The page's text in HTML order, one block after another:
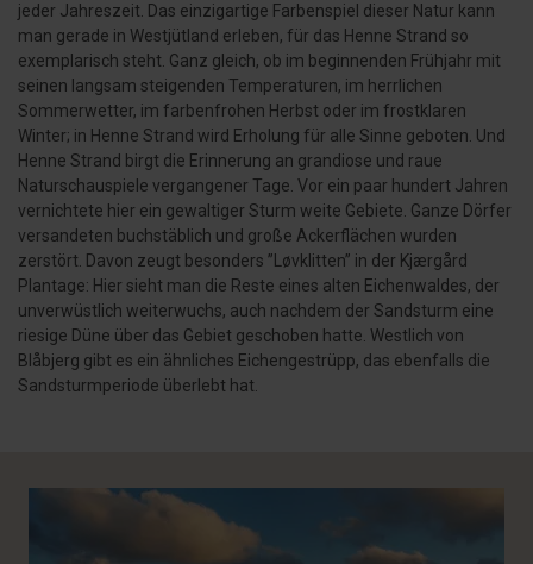
jeder Jahreszeit. Das einzigartige Farbenspiel dieser Natur kann
man gerade in Westjütland erleben, für das Henne Strand so
exemplarisch steht. Ganz gleich, ob im beginnenden Frühjahr mit
seinen langsam steigenden Temperaturen, im herrlichen
Sommerwetter, im farbenfrohen Herbst oder im frostklaren
Winter; in Henne Strand wird Erholung für alle Sinne geboten. Und
Henne Strand birgt die Erinnerung an grandiose und raue
Naturschauspiele vergangener Tage. Vor ein paar hundert Jahren
vernichtete hier ein gewaltiger Sturm weite Gebiete. Ganze Dörfer
versandeten buchstäblich und große Ackerflächen wurden
zerstört. Davon zeugt besonders ”Løvklitten” in der Kjærgård
Plantage: Hier sieht man die Reste eines alten Eichenwaldes, der
unverwüstlich weiterwuchs, auch nachdem der Sandsturm eine
riesige Düne über das Gebiet geschoben hatte. Westlich von
Blåbjerg gibt es ein ähnliches Eichengestrüpp, das ebenfalls die
Sandsturmperiode überlebt hat.